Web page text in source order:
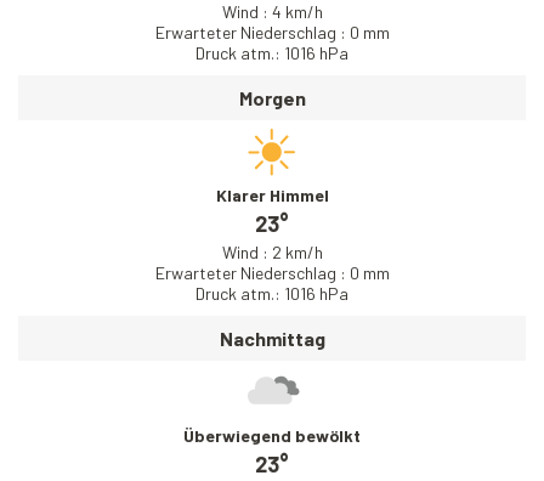
Wind : 4 km/h
Erwarteter Niederschlag : 0 mm
Druck atm.: 1016 hPa
Morgen
Klarer Himmel
23°
Wind : 2 km/h
Erwarteter Niederschlag : 0 mm
Druck atm.: 1016 hPa
Nachmittag
Überwiegend bewölkt
23°